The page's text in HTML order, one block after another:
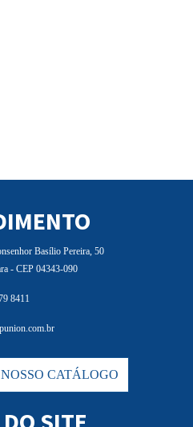
Basílio Pereira, 50
- CEP 04343-090
8411
CATÁLOGO